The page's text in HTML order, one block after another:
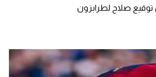
صلاح لطرابزون